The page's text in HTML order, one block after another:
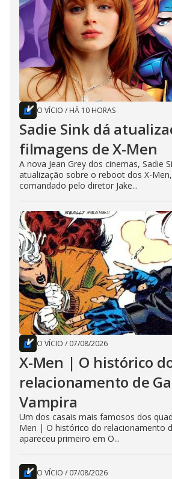
O VÍCIO / HÁ 10 HORAS
Sadie Sink dá
filmagens de X-Men
A nova Jean Grey dos cinemas, Sadie
atualização sobre o reboot dos X-
comandado pelo diretor Jake...
O VÍCIO / 07/08/2026
X-Men | O histórico
relacionamento de
Vampira
Um dos casais mais famosos dos
Men | O histórico do relacionamento
apareceu primeiro em O...
O VÍCIO / 07/08/2026